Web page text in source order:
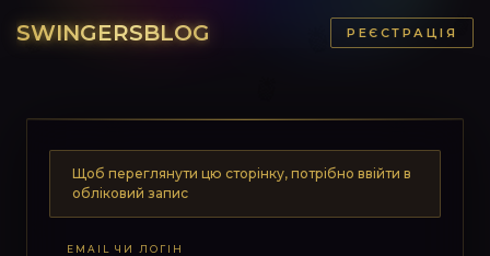
SWINGERSBLOG РЕЄСТРАЦІЯ
Щоб переглянути цю сторінку, потрібно ввійти в
обліковий запис
EMAIL ЧИ ЛОГІН